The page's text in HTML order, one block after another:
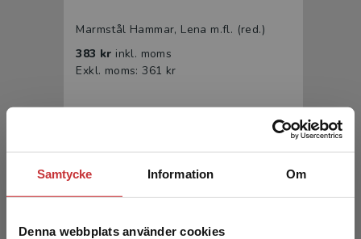
Samtycke Information Om
Denna webbplats använder cookies
Marmstål Hammar, Lena m.fl. (red.)
383 kr inkl. moms
Exkl. moms: 361 kr